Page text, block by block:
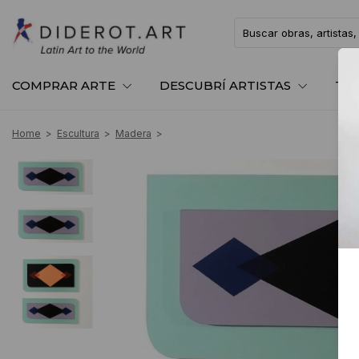
COMPRAR ARTE DESCUBRÍ ARTISTAS TE
Home > Escultura > Madera >